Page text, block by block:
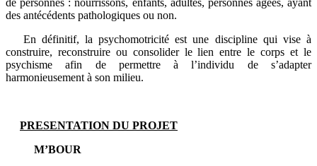
des antécédents pathologiques ou non.
En définitif, la psychomotricité est une discipline qui vise à
construire, reconstruire ou consolider le lien entre le corps et le
psychisme afin de permettre à l’individu de s’adapter
harmonieusement à son milieu.
PRESENTATION DU PROJET
M’BOUR